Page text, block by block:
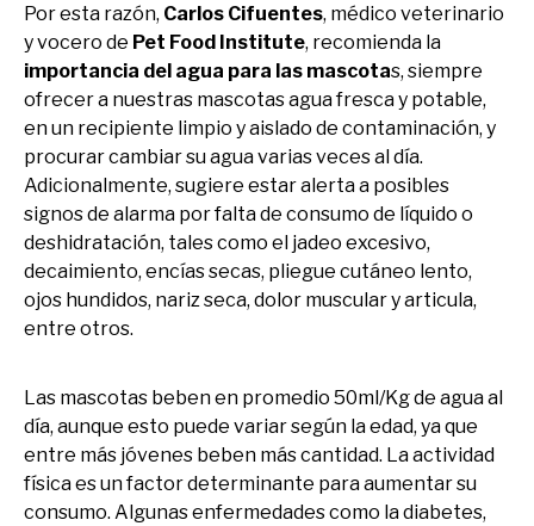
Por esta razón, Carlos Cifuentes, médico veterinario
y vocero de Pet Food Institute, recomienda la
importancia del agua para las mascotas, siempre
ofrecer a nuestras mascotas agua fresca y potable,
en un recipiente limpio y aislado de contaminación, y
procurar cambiar su agua varias veces al día.
Adicionalmente, sugiere estar alerta a posibles
signos de alarma por falta de consumo de líquido o
deshidratación, tales como el jadeo excesivo,
decaimiento, encías secas, pliegue cutáneo lento,
ojos hundidos, nariz seca, dolor muscular y articula,
entre otros.
Las mascotas beben en promedio 50ml/Kg de agua al
día, aunque esto puede variar según la edad, ya que
entre más jóvenes beben más cantidad. La actividad
física es un factor determinante para aumentar su
consumo. Algunas enfermedades como la diabetes,